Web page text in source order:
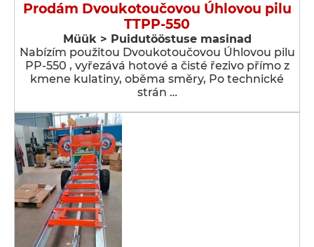
Prodám Dvoukotoučovou Úhlovou pilu
TTPP-550
Müük > Puidutööstuse masinad
Nabízím použitou Dvoukotoučovou Úhlovou pilu
PP-550 , vyřezává hotové a čisté řezivo přímo z
kmene kulatiny, oběma směry, Po technické
strán …